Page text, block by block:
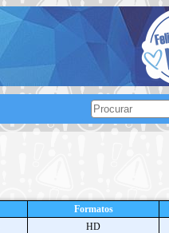
Formatos
HD